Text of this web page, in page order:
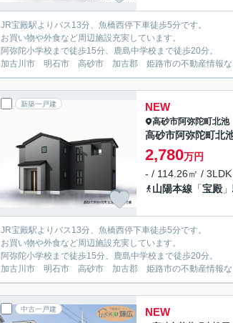
JR宝殿駅よりバス13分、魚橋西停下車徒歩5分です。
お買い物や外食など周辺施設充実しています。
阿弥陀小学校まで徒歩15分、鹿島中学校まで徒歩20分。
加古川市 明石市 高砂市 加古郡 姫路市の不動産情報
新築一戸建 NEW
高砂市阿弥陀町北池
高砂市阿弥陀町北
2,780万円
- / 114.26㎡ /
山陽本線 「宝殿
JR宝殿駅よりバス13分、魚橋西停下車徒歩5分です。
お買い物や外食など周辺施設充実しています。
阿弥陀小学校まで徒歩15分、鹿島中学校まで徒歩20分。
加古川市 明石市 高砂市 加古郡 姫路市の不動産情報
中古一戸建 NEW